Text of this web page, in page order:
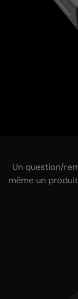
Un question/
même un